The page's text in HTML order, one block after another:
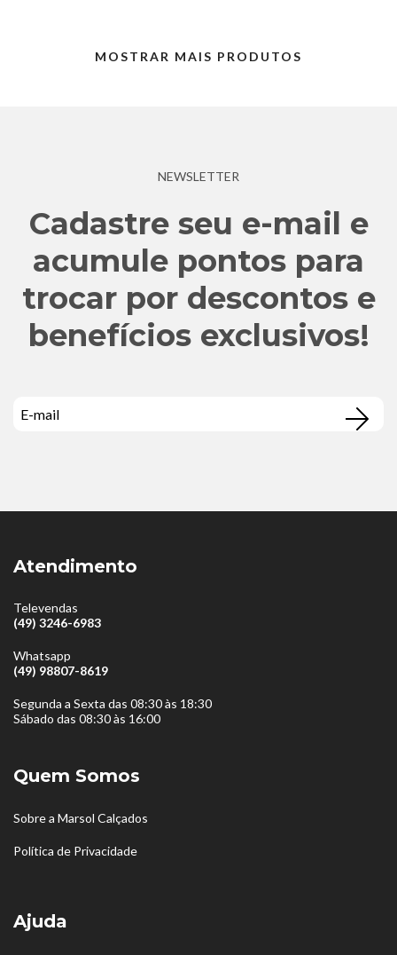
MOSTRAR MAIS PRODUTOS
NEWSLETTER
Cadastre seu e-mail e
acumule pontos para
trocar por descontos e
benefícios exclusivos!
Atendimento
Televendas
(49) 3246-6983
Whatsapp
(49) 98807-8619
Segunda a Sexta das 08:30 às 18:30
Sábado das 08:30 às 16:00
Quem Somos
Sobre a Marsol Calçados
Política de Privacidade
Ajuda